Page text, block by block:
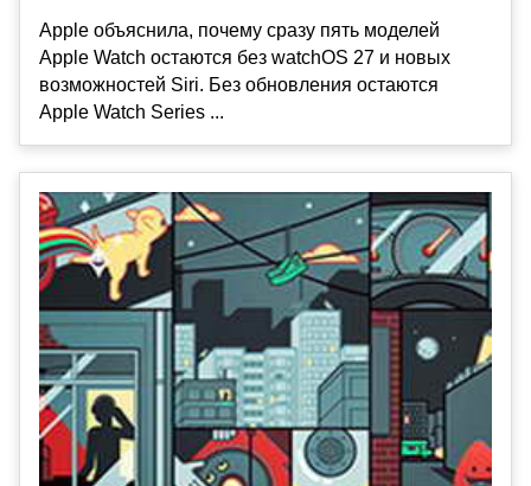
Apple объяснила, почему сразу пять моделей
Apple Watch остаются без watchOS 27 и новых
возможностей Siri. Без обновления остаются
Apple Watch Series ...